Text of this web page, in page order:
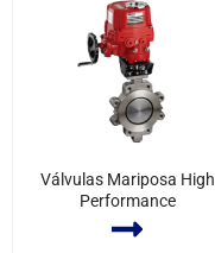
Válvulas Mariposa High
Performance